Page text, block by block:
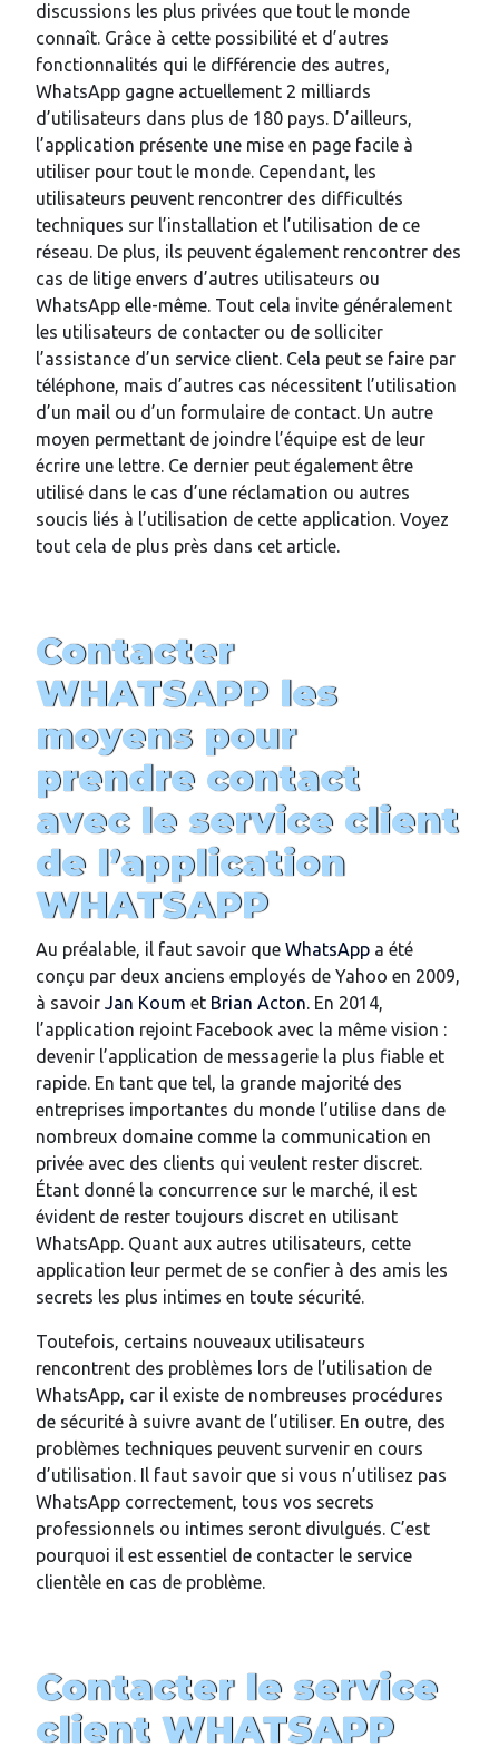
discussions les plus privées que tout le monde
connaît. Grâce à cette possibilité et d’autres
fonctionnalités qui le différencie des autres,
WhatsApp gagne actuellement 2 milliards
d’utilisateurs dans plus de 180 pays. D’ailleurs,
l’application présente une mise en page facile à
utiliser pour tout le monde. Cependant, les
utilisateurs peuvent rencontrer des difficultés
techniques sur l’installation et l’utilisation de ce
réseau. De plus, ils peuvent également rencontrer des
cas de litige envers d’autres utilisateurs ou
WhatsApp elle-même. Tout cela invite généralement
les utilisateurs de contacter ou de solliciter
l’assistance d’un service client. Cela peut se faire par
téléphone, mais d’autres cas nécessitent l’utilisation
d’un mail ou d’un formulaire de contact. Un autre
moyen permettant de joindre l’équipe est de leur
écrire une lettre. Ce dernier peut également être
utilisé dans le cas d’une réclamation ou autres
soucis liés à l’utilisation de cette application. Voyez
tout cela de plus près dans cet article.
Contacter
WHATSAPP les
moyens pour
prendre contact
avec le service client
de l’application
WHATSAPP
Au préalable, il faut savoir que WhatsApp a été
conçu par deux anciens employés de Yahoo en 2009,
à savoir Jan Koum et Brian Acton. En 2014,
l’application rejoint Facebook avec la même vision :
devenir l’application de messagerie la plus fiable et
rapide. En tant que tel, la grande majorité des
entreprises importantes du monde l’utilise dans de
nombreux domaine comme la communication en
privée avec des clients qui veulent rester discret.
Étant donné la concurrence sur le marché, il est
évident de rester toujours discret en utilisant
WhatsApp. Quant aux autres utilisateurs, cette
application leur permet de se confier à des amis les
secrets les plus intimes en toute sécurité.
Toutefois, certains nouveaux utilisateurs
rencontrent des problèmes lors de l’utilisation de
WhatsApp, car il existe de nombreuses procédures
de sécurité à suivre avant de l’utiliser. En outre, des
problèmes techniques peuvent survenir en cours
d’utilisation. Il faut savoir que si vous n’utilisez pas
WhatsApp correctement, tous vos secrets
professionnels ou intimes seront divulgués. C’est
pourquoi il est essentiel de contacter le service
clientèle en cas de problème.
Contacter le service
client WHATSAPP